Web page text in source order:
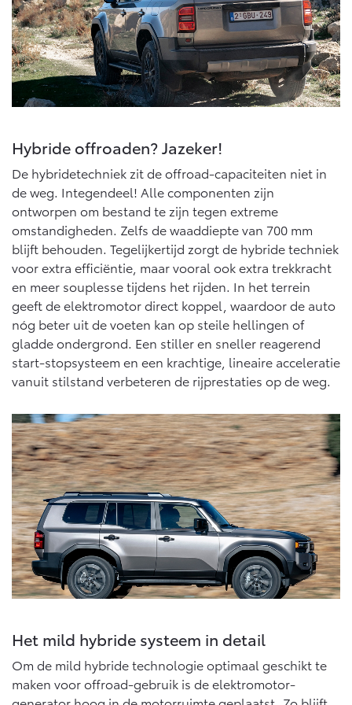
bZ4X
BATTERIJ-ELEKTRISCH
Vanaf € 39.995,-
bZ4X Touring
BATTERIJ-ELEKTRISCH
Vanaf € 48.995,-
Mirai
WATERSTOF-ELEKTRISCH
Vanaf € 76.695,-
Proace City (excl. BTW)
OOK ALS BATTERIJ-
ELEKTRISCH
Vanaf € 27.945,-
Proace (excl. BTW)
OOK ALS BATTERIJ-
ELEKTRISCH
Vanaf € 37.500,-
Proace Verso
BATTERIJ-ELEKTRISCH
Vanaf € 55.950,-
Proace Max (excl. BTW)
Hilux (excl. BTW)
Connected check
Navigatie updates
Hybride offroaden? Jazeker!
De hybridetechniek zit de offroad-capaciteiten niet in
de weg. Integendeel! Alle componenten zijn
ontworpen om bestand te zijn tegen extreme
omstandigheden. Zelfs de waaddiepte van 700 mm
blijft behouden. Tegelijkertijd zorgt de hybride techniek
voor extra efficiëntie, maar vooral ook extra trekkracht
en meer souplesse tijdens het rijden. In het terrein
geeft de elektromotor direct koppel, waardoor de auto
nóg beter uit de voeten kan op steile hellingen of
gladde ondergrond. Een stiller en sneller reagerend
start-stopsysteem en een krachtige, lineaire acceleratie
vanuit stilstand verbeteren de rijprestaties op de weg.
Het mild hybride systeem in detail
Om de mild hybride technologie optimaal geschikt te
maken voor offroad-gebruik is de elektromotor-